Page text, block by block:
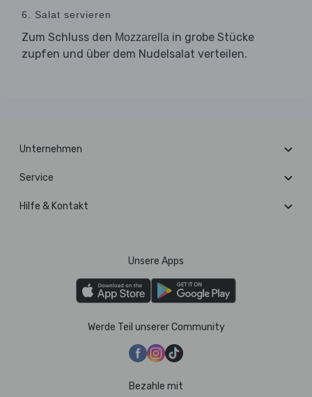
6. Salat servieren
Zum Schluss den Mozzarella in grobe Stücke
zupfen und über dem Nudelsalat verteilen.
Unternehmen
Service
Hilfe & Kontakt
Unsere Apps
Werde Teil unserer Community
Bezahle mit